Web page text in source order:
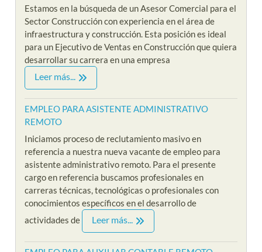
Estamos en la búsqueda de un Asesor Comercial para el
Sector Construcción con experiencia en el área de
infraestructura y construcción. Esta posición es ideal
para un Ejecutivo de Ventas en Construcción que quiera
desarrollar su carrera en una empresa
Leer más...
EMPLEO PARA ASISTENTE ADMINISTRATIVO
REMOTO
Iniciamos proceso de reclutamiento masivo en
referencia a nuestra nueva vacante de empleo para
asistente administrativo remoto. Para el presente
cargo en referencia buscamos profesionales en
carreras técnicas, tecnológicas o profesionales con
conocimientos específicos en el desarrollo de
actividades de
Leer más...